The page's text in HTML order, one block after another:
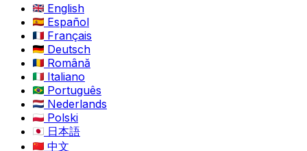
English
Español
Français
Deutsch
Română
Italiano
Português
Nederlands
Polski
日本語
中文